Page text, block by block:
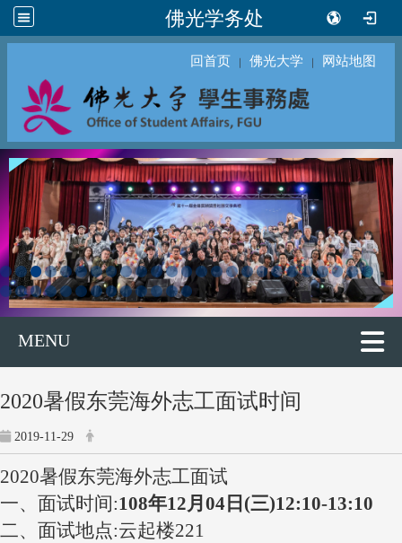
佛光学务处
回首页 ｜ 佛光大学 ｜ 网站地图
MENU
2020暑假东莞海外志工面试时间
2019-11-29
2020暑假东莞海外志工面试
一、面试时间:108年12月04日(三)12:10-13:10
二、面试地点:云起楼221